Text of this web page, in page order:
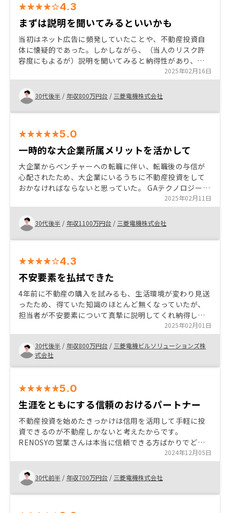
っていたと思います。情報はネットや本である程度集め
てはいましたが、断片的で、本当に信頼できる情報かど
うかが判断できず、結局「よくわからないからやめてお
こう」という思考に落ち着いていました。 そんな中、レ
ノシーの無料相談を受ける機会があり、試しに話を聞い
てみることにしました。最初は「やっぱり営業されるだ
けで終わるかもしれない」という疑念もありましたが、
く覆されました。 レノシーの営業担当の方は、私の投資
経験の有無や生活状況、将来のライフプランなどを丁寧
知識不足を責めるような態度は一切なく、むしろ初心者
目線でわかりやすく説明してくださり、「この人なら安
特に印象的だったのが、実際の物件やエリア、家賃収入
のシミュレーションを交えたプレゼンテーションでし
た。画面上で投資シナリオを可視化してくれることで、
「毎月のキャッシュフロー」「想定されるリスク」「空
ったイメージが具体的な数字とともに整理されていきま
されていくことで、「これなら自分にもできるかもしれ
ない」と感じるようになり、前向きな気持ちが芽生えま
した。もちろん、すべての不安が完全に消えたわけでは
ありませんが、何も知らずに悩むよりも、正しい情報を
もとに判断できる安心感は非常に大きかったです。 ま
た、プレゼン後も営業さんからのしつこい売り込みは一
切なく、あくまで「ご自身のペースで判断してくださ
い」というスタンスだったのも好印象でした。そうした
姿勢が信頼につながり、「この人たちと一緒なら、不動
産投資という新しい世界に一歩踏み出しても大丈夫」と
4.3
まずは説明を聞いてみるといいかも
当初はネット広告に頻発していたことや、不動産投資自
体に懐疑的であった。しかしながら、（当人のリスク許
容度にもよるが）説明を聞いてみると納得性があり、物
件選択の時間はかなり短かかったが、最終的には始めて
みてもいいかもしれないと思った。
2025年02月16日
30代後半 / 年収800万円台 / 三菱電機株式会社
5.0
一時的な大企業所属メリットを活かして
大企業からベンチャーへの転職に伴い、転職後の与信が
心配されたため、大企業にいるうちに不動産投資をして
おかなければならないと思っていた。 GAテクノロジーズ
は昔から知っていて、手元に現金が増えてきたらいづれ
やってみようと思っていた。
2025年02月11日
30代後半 / 年収1100万円台 / 三菱電機株式会社
4.3
不安要素を払拭できた
4年前に不動産の購入を試みるも、生活環境が変わり見送
ったため、得ていた知識のほとんど無くなっていたが、
担当者が不安要素について真摯に説明してくれ納得した
上で購入できた。 もう少し物件を確認してみたかったの
もあるが、許容範囲と感じ購入に踏み切った。
2025年02月01日
30代後半 / 年収800万円台 / 三菱電機ビルソリューションズ株
式会社
5.0
生涯をともにする信頼のおけるパートナー
不動産投資を始めたきっかけは信用を活用して手軽に投
資できるのが不動産しかないと考えたからです。
RENOSYの営業さんは本当に信頼できる方ばかりでどん
なことにも包み隠さず答えてくれました。他社に比べて
信頼度がピカイチ出会ったため安心して購入出来まし
た。
2024年12月05日
30代前半 / 年収700万円台 / 三菱電機株式会社